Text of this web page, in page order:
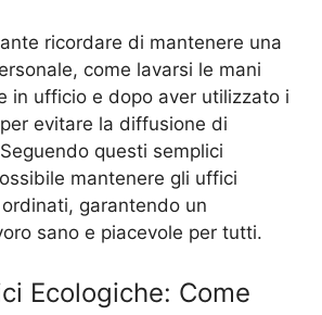
ricordare di mantenere una
come lavarsi le mani
in ufficio e dopo aver utilizzato i
evitare la diffusione di
questi semplici
mantenere gli uffici
garantendo un
sano e piacevole per tutti.
Ecologiche: Come